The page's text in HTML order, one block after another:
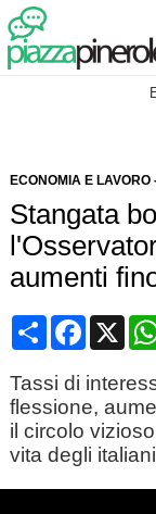
ECONOMIA E LAVORO
Stangata
aumenti
Condividi X
Tassi di
flessione,
il circolo
vita degli